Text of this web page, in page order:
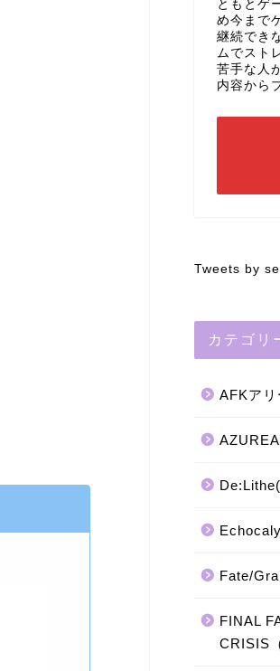
ともとゲ
め今まで
継続でき
ムでスト
苦手な人
内容から
Tweets by
カテゴリ
AFKア
Fate/
FINAL
CRISIS